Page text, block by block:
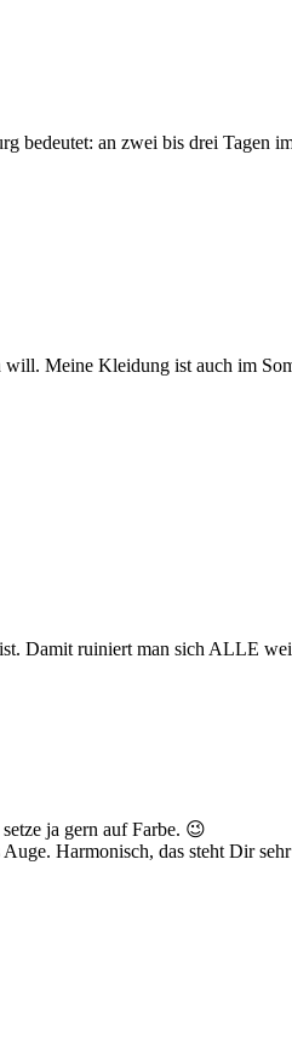
bedeutet: an zwei bis drei Tagen
Meine Kleidung ist auch im
Damit ruiniert man sich ALLE
ja gern auf Farbe. 😉
Harmonisch, das steht Dir